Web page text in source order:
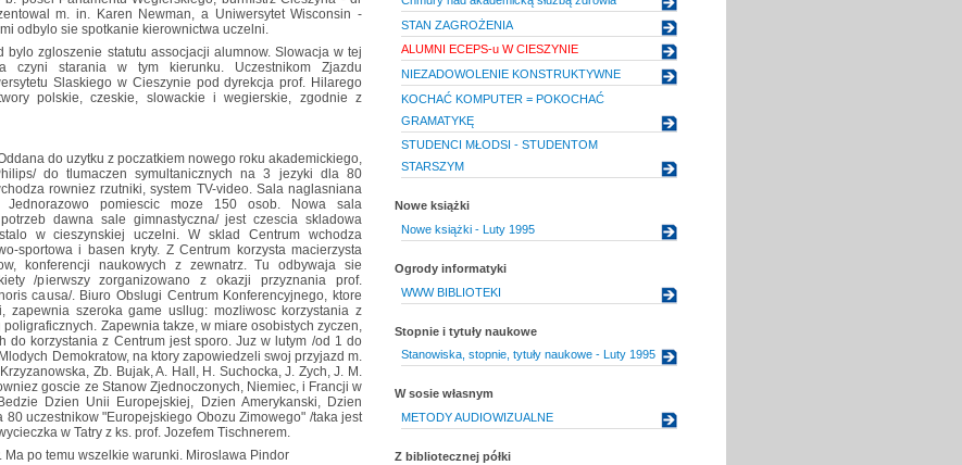
m. in. Karen Newman, a Uniwersytet Wisconsin -
odbylo sie spotkanie kierownictwa uczelni.
bylo zgloszenie statutu assocjacji alumnow. Slowacja w tej
starania w tym kierunku. Uczestnikom Zjazdu
Slaskiego w Cieszynie pod dyrekcja prof. Hilarego
polskie, czeskie, slowackie i wegierskie, zgodnie z
do uzytku z poczatkiem nowego roku akademickiego,
do tlumaczen symultanicznych na 3 jezyki dla 80
rowniez rzutniki, system TV-video. Sala naglasniana
Jednorazowo pomiescic moze 150 osob. Nowa sala
dawna sale gimnastyczna/ jest czescia skladowa
w cieszynskiej uczelni. W sklad Centrum wchodza
sportowa i basen kryty. Z Centrum korzysta macierzysta
konferencji naukowych z zewnatrz. Tu odbywaja sie
/pierwszy zorganizowano z okazji przyznania prof.
causa/. Biuro Obslugi Centrum Konferencyjnego, ktore
zapewnia szeroka game usllug: mozliwosc korzystania z
Zapewnia takze, w miare osobistych zyczen,
do korzystania z Centrum jest sporo. Juz w lutym /od 1 do
Demokratow, na ktory zapowiedzeli swoj przyjazd m.
Zb. Bujak, A. Hall, H. Suchocka, J. Zych, J. M.
goscie ze Stanow Zjednoczonych, Niemiec, i Francji w
Dzien Unii Europejskiej, Dzien Amerykanski, Dzien
uczestnikow "Europejskiego Obozu Zimowego" /taka jest
w Tatry z ks. prof. Jozefem Tischnerem.
po temu wszelkie warunki. Miroslawa Pindor
STAN ZAGROŻENIA
ALUMNI ECEPS-u W CIESZYNIE
NIEZADOWOLENIE KONSTRUKTYWNE
KOCHAĆ KOMPUTER = POKOCHAĆ
GRAMATYKĘ
STUDENCI MŁODSI - STUDENTOM
STARSZYM
Nowe książki
Nowe książki - Luty 1995
Ogrody informatyki
WWW BIBLIOTEKI
Stopnie i tytuły naukowe
Stanowiska, stopnie, tytuły naukowe - Luty 1995
W sosie własnym
METODY AUDIOWIZUALNE
Z bibliotecznej półki